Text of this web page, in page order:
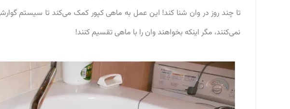
تا چند روز در وان شنا کند! این عمل به ماهی کپور کمک می‌کند تا سیستم
نمی‌کنند، مگر اینکه بخواهند وان را با ماهی تقسیم کنند!